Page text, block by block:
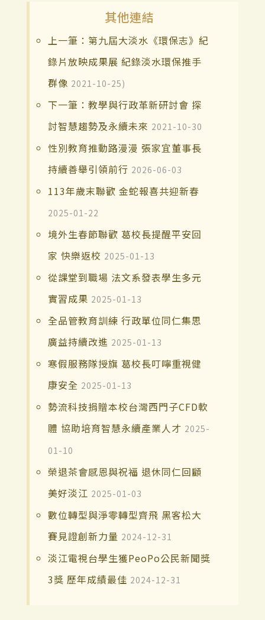
其他連結
上一筆：第九屆大淡水《環保志》紀
錄片放映成果展 紀錄淡水環保推手
群像 2021-10-25)
下一筆：教學與行政革新研討會 探
討智慧趨勢及永續未來 2021-10-30
性別教育推動路漫漫 張家宜董事長
持續善舉引領前行 2026-06-03
113年歲末聯歡 金蛇報喜共迎新春
2025-01-22
境外生春節聯歡 葛校長提醒平安回
家 快樂返校 2025-01-13
從課堂到職場 法文系發表學生多元
實習成果 2025-01-13
全品管教育訓練 行政單位同仁集思
廣益持續改進 2025-01-13
寒假服務隊授旗 葛校長叮嚀重視健
康安全 2025-01-13
勢流科技捐贈本校台灣西門子CFD軟
體 協助培育智慧永續產業人才 2025-
01-10
榮退茶會感恩與祝福 退休同仁回顧
美好淡江 2025-01-03
數位轉型與淨零轉型齊飛 黑客松大
賽見證創新力量 2024-12-31
淡江電視台學生獲PeoPo公民新聞獎
3獎 歷年成績最佳 2024-12-31